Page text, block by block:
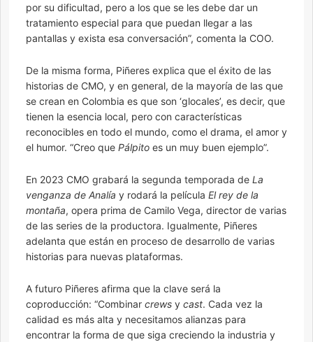
por su dificultad, pero a los que se les debe dar un
tratamiento especial para que puedan llegar a las
pantallas y exista esa conversación”, comenta la COO.
De la misma forma, Piñeres explica que el éxito de las
historias de CMO, y en general, de la mayoría de las que
se crean en Colombia es que son ‘glocales’, es decir, que
tienen la esencia local, pero con características
reconocibles en todo el mundo, como el drama, el amor y
el humor. “Creo que Pálpito es un muy buen ejemplo”.
En 2023 CMO grabará la segunda temporada de La
venganza de Analía y rodará la película El rey de la
montaña, opera prima de Camilo Vega, director de varias
de las series de la productora. Igualmente, Piñeres
adelanta que están en proceso de desarrollo de varias
historias para nuevas plataformas.
A futuro Piñeres afirma que la clave será la
coproducción: “Combinar crews y cast. Cada vez la
calidad es más alta y necesitamos alianzas para
encontrar la forma de que siga creciendo la industria y